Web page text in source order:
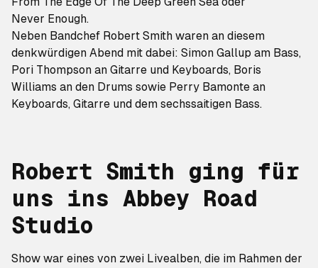
Never Enough.
Neben Bandchef Robert Smith waren an diesem
denkwürdigen Abend mit dabei: Simon Gallup am Bass,
Pori Thompson an Gitarre und Keyboards, Boris
Williams an den Drums sowie Perry Bamonte an
Keyboards, Gitarre und dem sechssaitigen Bass.
Robert Smith ging für
uns ins Abbey Road
Studio
Show war eines von zwei Livealben, die im Rahmen der